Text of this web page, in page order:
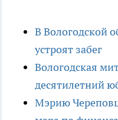
В Вологодской
устроят забег
Вологодская
десятилетний
Мэрию